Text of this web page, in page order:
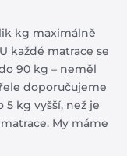
kg maximálně
každé matrace se
90 kg – neměl
doporučujeme
kg vyšší, než je
My máme